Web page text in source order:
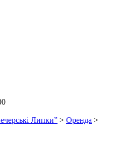
Липки” > Оренда >